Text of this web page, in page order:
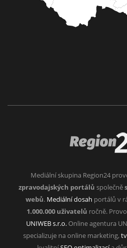
Mediální skupina Region24
zpravodajských portálů společně
webů. Mediální dosah portálů v
1.000.000 uživatelů ročně.
UNIWEB s.r.o.Online agentura
specializuje na online marketing,